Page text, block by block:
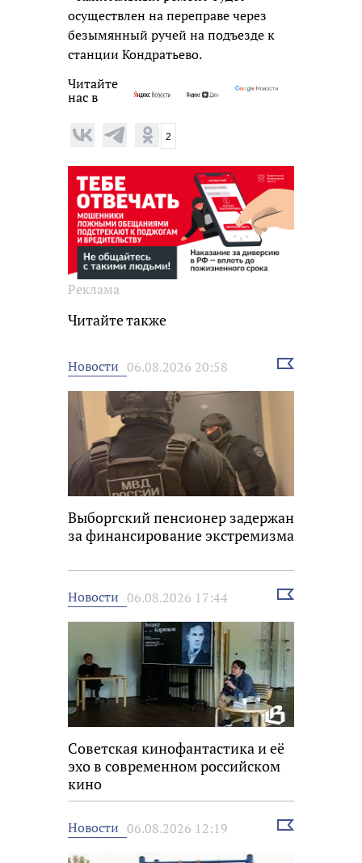
осуществлен на переправе через
безымянный ручей на подъезде к
станции Кондратьево.
Читайте
нас в
2
Реклама
Читайте также
Новости 06.08.2026 20:58
Выбрать
Выборгский пенсионер задержан
за финансирование экстремизма
Новости 06.08.2026 17:44
Выбрать
Советская кинофантастика и её
эхо в современном российском
кино
Новости 06.08.2026 12:19
Выбрать